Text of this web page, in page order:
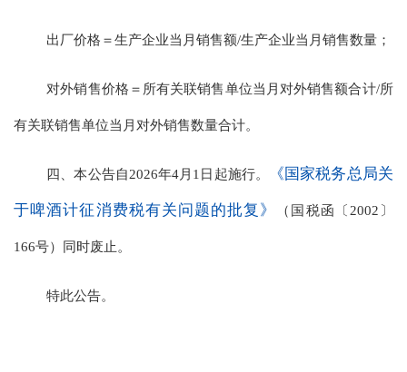
出厂价格＝生产企业当月销售额/生产企业当月销售数量；
对外销售价格＝所有关联销售单位当月对外销售额合计/所
有关联销售单位当月对外销售数量合计。
四、本公告自2026年4月1日起施行。 《国家税务总局关
于啤酒计征消费税有关问题的批复》 （国税函〔2002〕
166号）同时废止。
特此公告。